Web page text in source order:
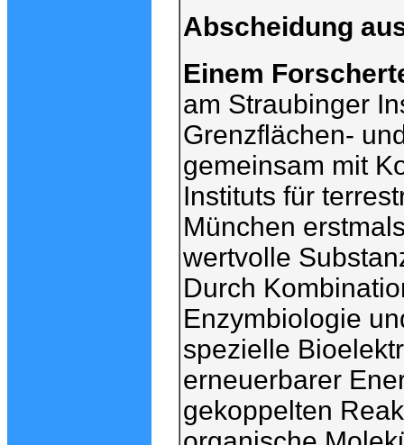
Abscheidung
Einem
am Straubinger
Grenzflächen-
gemeinsam mit
Instituts für
München
wertvolle
Durch
Enzymbiologie
spezielle
erneuerbarer
gekoppelten